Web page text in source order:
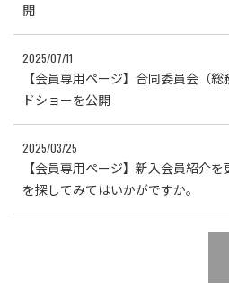
開
2025/07/11
【会員専用ページ】合同委員会（
ドショーを公開
2025/03/25
【会員専用ページ】新入会員紹介
を探してみてはいかがですか。